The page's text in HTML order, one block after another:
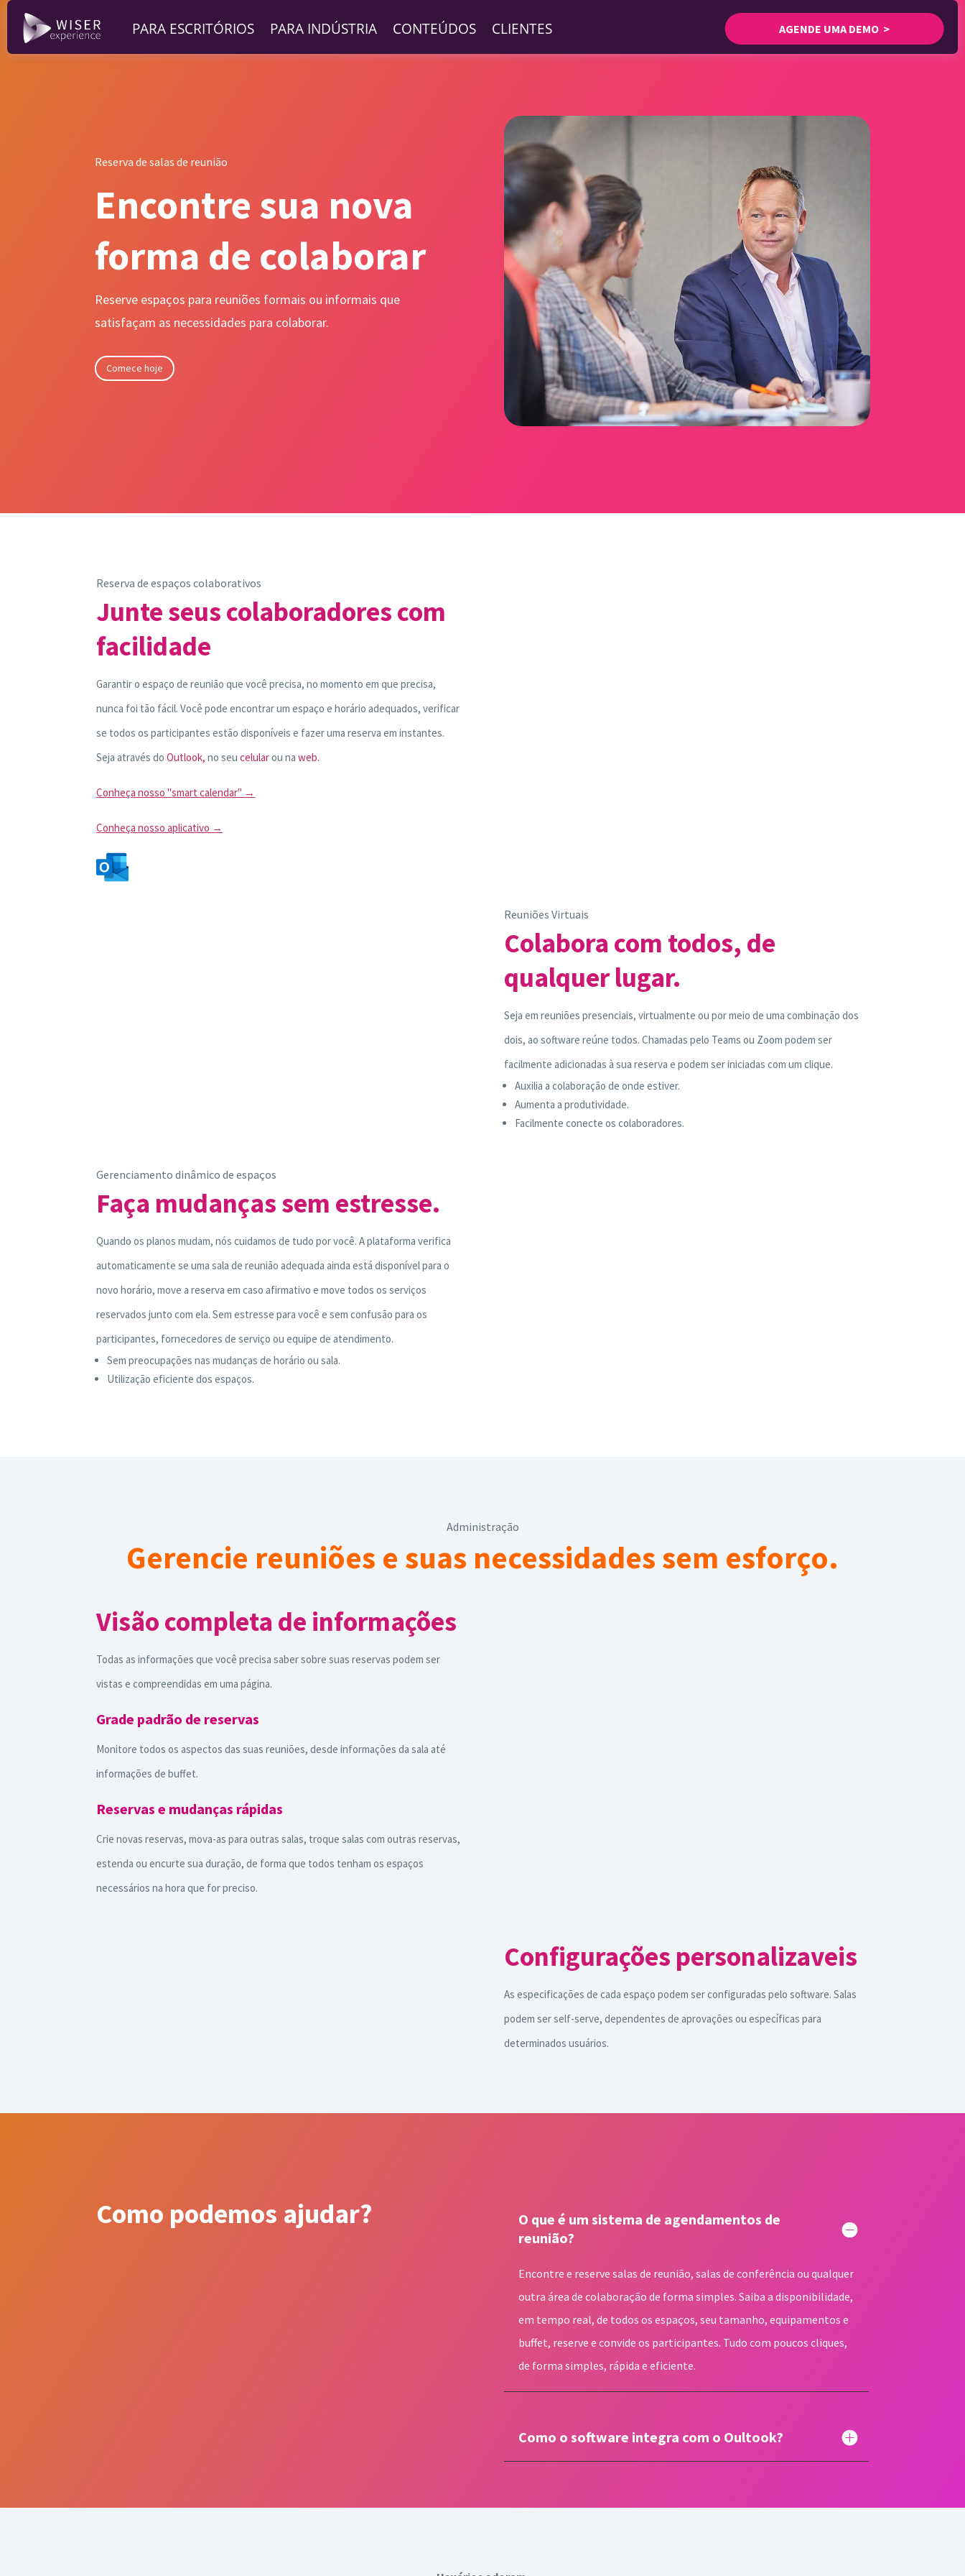
PARA ESCRITÓRIOS PARA INDÚSTRIA CONTEÚDOS CLIENTES AGENDE UMA DEMO >
Reserva de salas de reunião
Encontre sua nova
forma de colaborar
Reserve espaços para reuniões formais ou informais que
satisfaçam as necessidades para colaborar.
Comece hoje
Reserva de espaços colaborativos
Junte seus colaboradores com
facilidade
Garantir o espaço de reunião que você precisa, no momento em que precisa,
nunca foi tão fácil. Você pode encontrar um espaço e horário adequados, verificar
se todos os participantes estão disponíveis e fazer uma reserva em instantes.
Seja através do Outlook, no seucelularou naweb.
Conheça nosso "smart calendar" →
Conheça nosso aplicativo →
Reuniões Virtuais
Colabora com todos, de
qualquer lugar.
Seja em reuniões presenciais, virtualmente ou por meio de uma combinação dos
dois, ao software reúne todos. Chamadas pelo Teams ou Zoom podem ser
facilmente adicionadas à sua reserva e podem ser iniciadas com um clique.
Auxilia a colaboração de onde estiver.
Aumenta a produtividade.
Facilmente conecte os colaboradores.
Gerenciamento dinâmico de espaços
Faça mudanças sem estresse.
Quando os planos mudam, nós cuidamos de tudo por você. A plataforma verifica
automaticamente se uma sala de reunião adequada ainda está disponível para o
novo horário, move a reserva em caso afirmativo e move todos os serviços
reservados junto com ela. Sem estresse para você e sem confusão para os
participantes, fornecedores de serviço ou equipe de atendimento.
Sem preocupações nas mudanças de horário ou sala.
Utilização eficiente dos espaços.
Administração
Gerencie reuniões e suas necessidades sem esforço.
Visão completa de informações
Todas as informações que você precisa saber sobre suas reservas podem ser
vistas e compreendidas em uma página.
Grade padrão de reservas
Monitore todos os aspectos das suas reuniões, desde informações da sala até
informações de buffet.
Reservas e mudanças rápidas
Crie novas reservas, mova-as para outras salas, troque salas com outras reservas,
estenda ou encurte sua duração, de forma que todos tenham os espaços
necessários na hora que for preciso.
Configurações personalizaveis
As especificações de cada espaço podem ser configuradas pelo software. Salas
podem ser self-serve, dependentes de aprovações ou específicas para
determinados usuários.
Como podemos ajudar?
O que é um sistema de agendamentos de
reunião?
Encontre e reserve salas de reunião, salas de conferência ou qualquer
outra área de colaboração de forma simples. Saiba a disponibilidade,
em tempo real, de todos os espaços, seu tamanho, equipamentos e
buffet, reserve e convide os participantes. Tudo com poucos cliques,
de forma simples, rápida e eficiente.
Como o software integra com o Oultook?